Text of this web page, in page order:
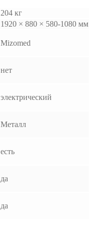
204 кг
1920 × 880 × 580-1080 мм
Mizomed
нет
электрический
Металл
есть
да
да